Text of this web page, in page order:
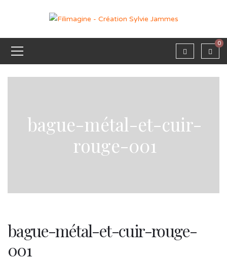
0
bague-métal-et-cuir-
rouge-001
bague-métal-et-cuir-rouge-
001